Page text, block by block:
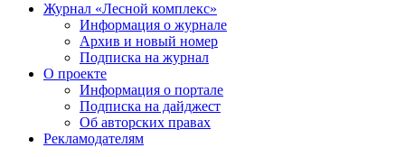
Журнал «Лесной комплекс»
Информация о журнале
Архив и новый номер
Подписка на журнал
О проекте
Информация о портале
Подписка на дайджест
Об авторских правах
Рекламодателям